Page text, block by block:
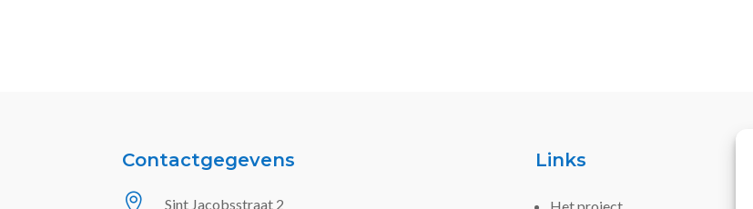
Contactgegevens
 Sint Jacobsstraat 2
Links
Het project